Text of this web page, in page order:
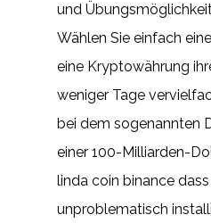
und
Wählen Sie einfach
eine Kryptowährung
weniger Tage
bei dem sogenannten
einer 100-Milliarden-
linda coin binance
unproblematisch